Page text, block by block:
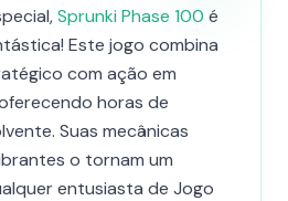
Sprunki Phase 100 é
Este jogo combina
com ação em
horas de
Suas mecânicas
o tornam um
entusiasta de Jogo